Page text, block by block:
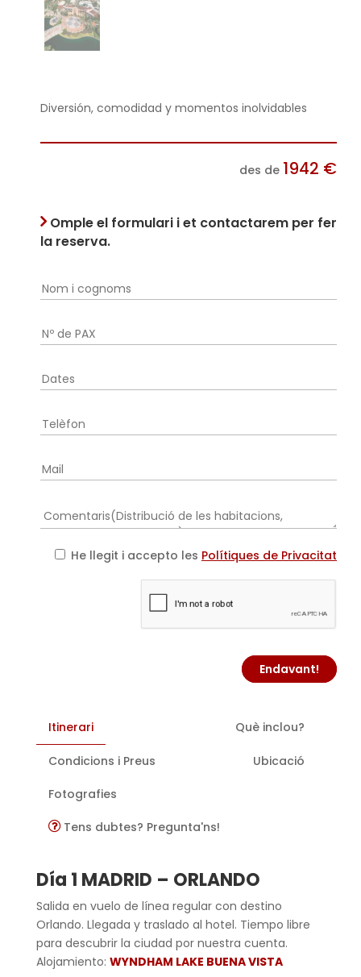
Diversión, comodidad y momentos inolvidables
des de 1942 €
Omple el formulari i et contactarem per fer
la reserva.
He llegit i accepto les Polítiques de Privacitat
Endavant!
Itinerari Què inclou?
Condicions i Preus Ubicació
Fotografies
Tens dubtes? Pregunta'ns!
Día 1 MADRID – ORLANDO
Salida en vuelo de línea regular con destino
Orlando. Llegada y traslado al hotel. Tiempo libre
para descubrir la ciudad por nuestra cuenta.
Alojamiento: WYNDHAM LAKE BUENA VISTA